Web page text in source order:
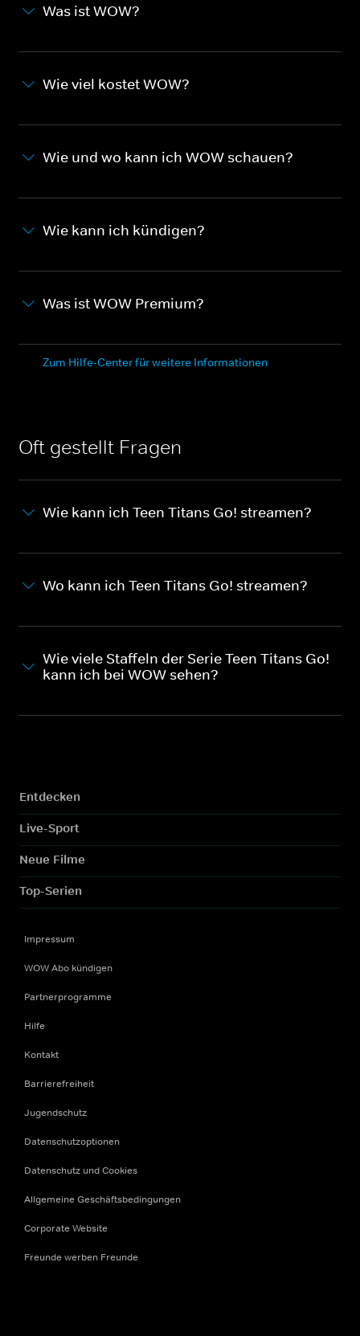
Was ist WOW?
Wie viel kostet WOW?
Wie und wo kann ich WOW schauen?
Wie kann ich kündigen?
Was ist WOW Premium?
Zum Hilfe-Center für weitere Informationen
Oft gestellt Fragen
Wie kann ich Teen Titans Go! streamen?
Wo kann ich Teen Titans Go! streamen?
Wie viele Staffeln der Serie Teen Titans Go!
kann ich bei WOW sehen?
Entdecken
Live-Sport
Neue Filme
Top-Serien
Impressum
WOW Abo kündigen
Partnerprogramme
Hilfe
Kontakt
Barrierefreiheit
Jugendschutz
Datenschutzoptionen
Datenschutz und Cookies
Allgemeine Geschäftsbedingungen
Corporate Website
Freunde werben Freunde